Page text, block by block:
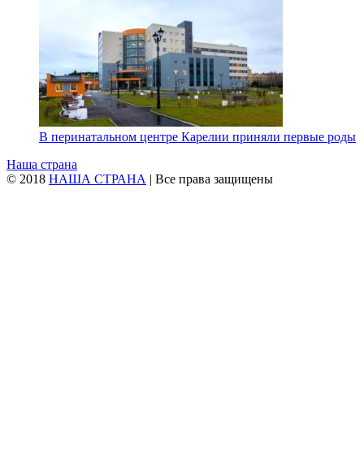
В перинатальном центре Карелии приняли первые роды
Наша страна
© 2018 НАША СТРАНА | Все права защищены